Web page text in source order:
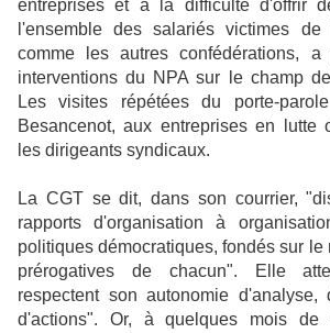
entreprises et à la difficulté d'offrir
l'ensemble des salariés victimes
comme les autres confédérations,
interventions du NPA sur le champ
Les visites répétées du porte-
Besancenot, aux entreprises en lutte
les dirigeants syndicaux.
La CGT se dit, dans son courrier,
rapports d'organisation à
politiques démocratiques, fondés sur le
prérogatives de chacun". Elle
respectent son autonomie d'analyse,
d'actions". Or, à quelques mois de